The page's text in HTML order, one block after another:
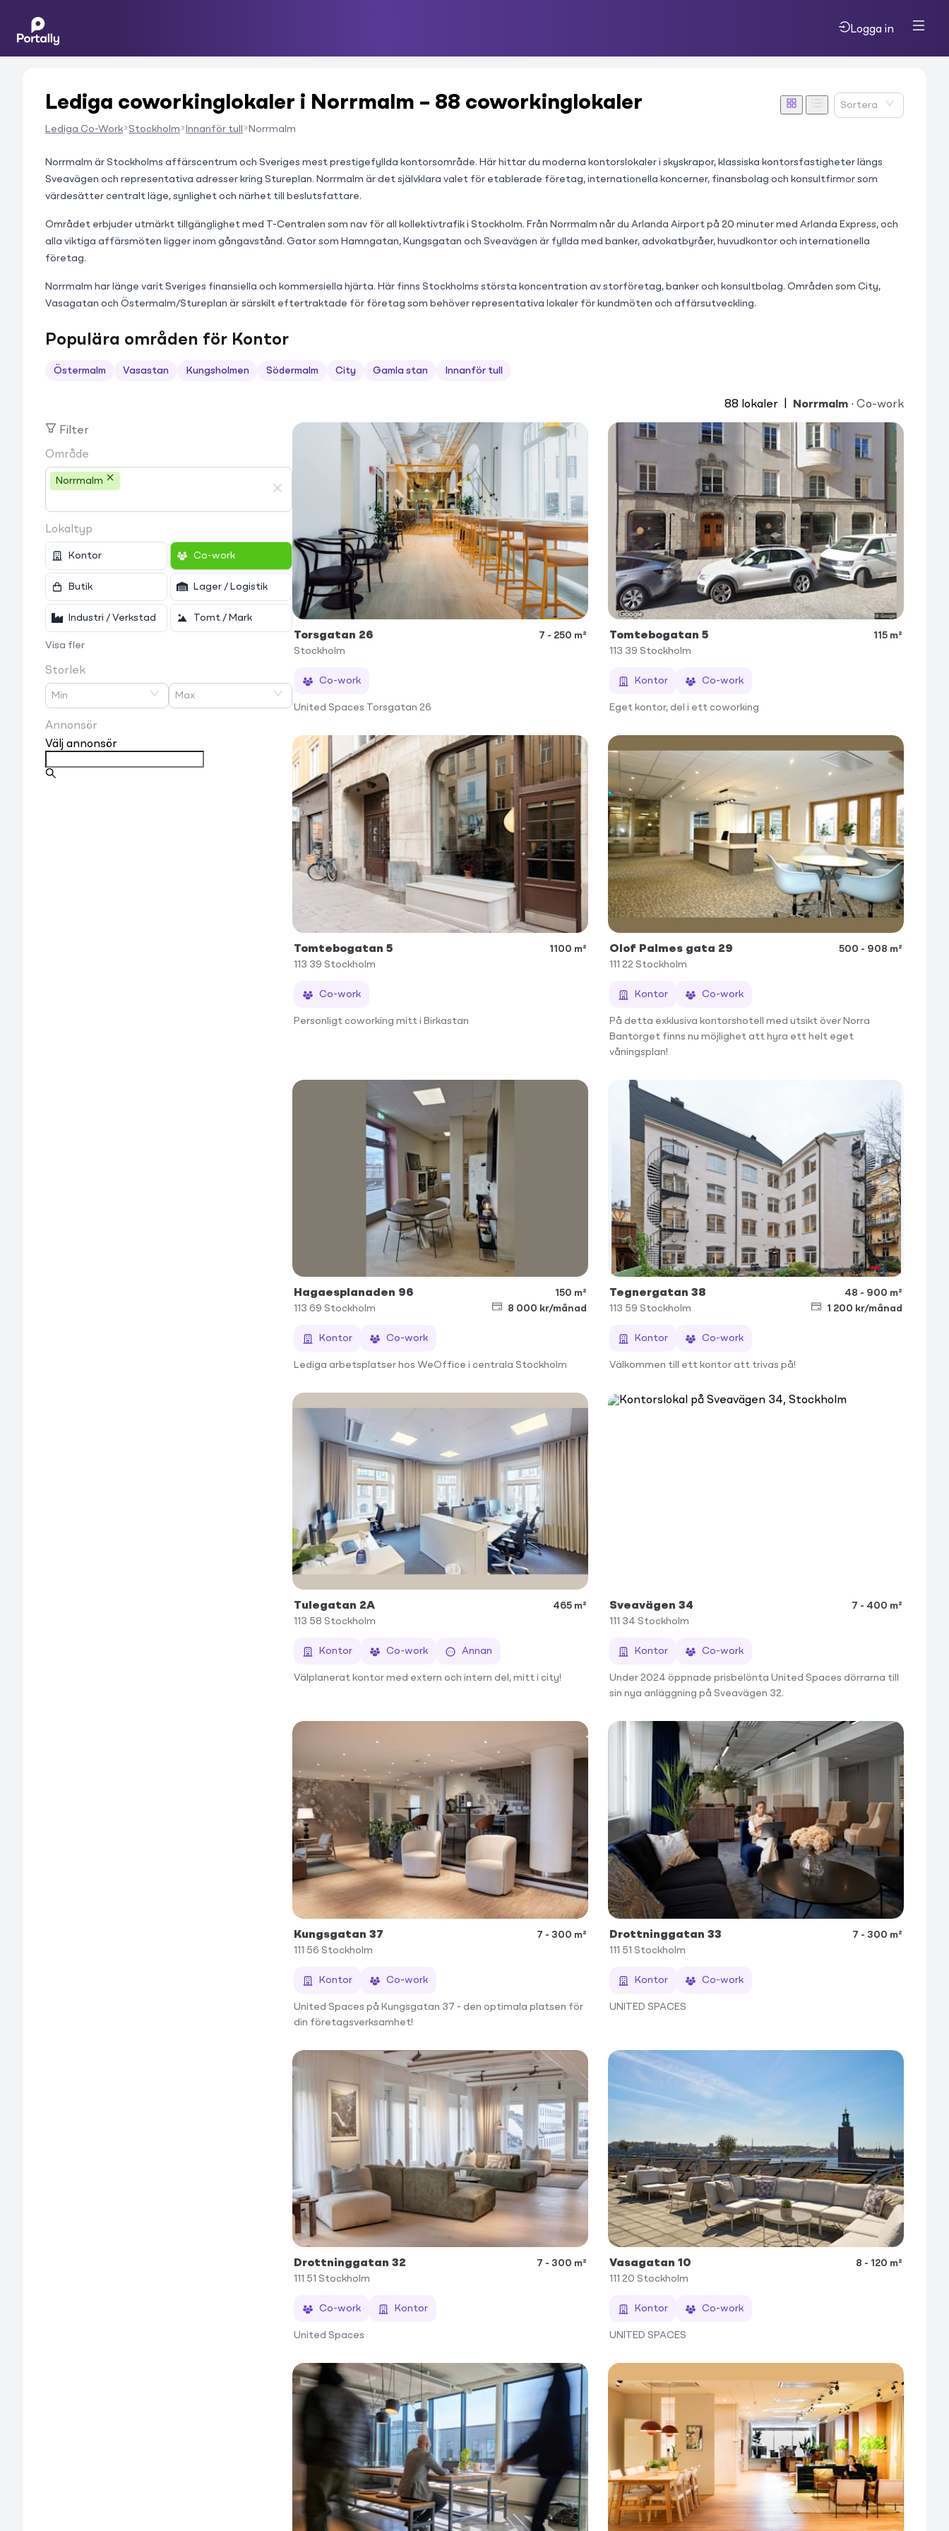
Logga in
Lediga coworkinglokaler i Norrmalm – 88 coworkinglokaler
Lediga Co-Work Stockholm Innanför tull Norrmalm
Sortera
Norrmalm är Stockholms affärscentrum och Sveriges mest prestigefyllda kontorsområde. Här hittar du moderna kontorslokaler i skyskrapor, klassiska kontorsfastigheter längs
Sveavägen och representativa adresser kring Stureplan. Norrmalm är det självklara valet för etablerade företag, internationella koncerner, finansbolag och konsultfirmor som
värdesätter centralt läge, synlighet och närhet till beslutsfattare.
Området erbjuder utmärkt tillgänglighet med T-Centralen som nav för all kollektivtrafik i Stockholm. Från Norrmalm når du Arlanda Airport på 20 minuter med Arlanda Express, och
alla viktiga affärsmöten ligger inom gångavstånd. Gator som Hamngatan, Kungsgatan och Sveavägen är fyllda med banker, advokatbyråer, huvudkontor och internationella
företag.
Norrmalm har länge varit Sveriges finansiella och kommersiella hjärta. Här finns Stockholms största koncentration av storföretag, banker och konsultbolag. Områden som City,
Vasagatan och Östermalm/Stureplan är särskilt eftertraktade för företag som behöver representativa lokaler för kundmöten och affärsutveckling.
Populära områden för Kontor
Östermalm Vasastan Kungsholmen Södermalm City Gamla stan Innanför tull
88 lokaler Norrmalm · Co-work
Filter
Område
Norrmalm
Lokaltyp
Kontor Co-work
Butik Lager / Logistik
Industri / Verkstad Tomt / Mark
Visa fler
Storlek
Min Max
Annonsör
Välj annonsör
Torsgatan 26
7 - 250 m²
Stockholm
Co-work
United Spaces Torsgatan 26
Tomtebogatan 5
115 m²
113 39 Stockholm
Kontor Co-work
Eget kontor, del i ett coworking
Tomtebogatan 5
1100 m²
113 39 Stockholm
Co-work
Personligt coworking mitt i Birkastan
Olof Palmes gata 29
500 - 908 m²
111 22 Stockholm
Kontor Co-work
På detta exklusiva kontorshotell med utsikt över Norra
Bantorget finns nu möjlighet att hyra ett helt eget
våningsplan!
Hagaesplanaden 96
150 m²
113 69 Stockholm 8 000 kr/månad
Kontor Co-work
Lediga arbetsplatser hos WeOffice i centrala Stockholm
Tegnergatan 38
48 - 900 m²
113 59 Stockholm 1 200 kr/månad
Kontor Co-work
Välkommen till ett kontor att trivas på!
Tulegatan 2A
465 m²
113 58 Stockholm
Kontor Co-work Annan
Välplanerat kontor med extern och intern del, mitt i city!
Sveavägen 34
7 - 400 m²
111 34 Stockholm
Kontor Co-work
Under 2024 öppnade prisbelönta United Spaces dörrarna till
sin nya anläggning på Sveavägen 32.
Kungsgatan 37
7 - 300 m²
111 56 Stockholm
Kontor Co-work
United Spaces på Kungsgatan 37 - den optimala platsen för
din företagsverksamhet!
Drottninggatan 33
7 - 300 m²
111 51 Stockholm
Kontor Co-work
UNITED SPACES
Drottninggatan 32
7 - 300 m²
111 51 Stockholm
Co-work Kontor
United Spaces
Vasagatan 10
8 - 120 m²
111 20 Stockholm
Kontor Co-work
UNITED SPACES